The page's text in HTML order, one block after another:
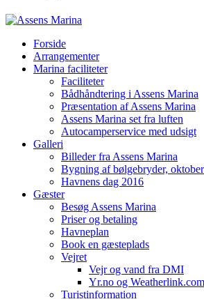
Forside
Arrangementer
Marina faciliteter
Faciliteter
Bådhåndtering i Assens Marina
Præsentation af Assens Marina
Assens Marina set fra luften
Autocamperservice med udsigt
Galleri
Billeder fra Assens Marina
Bygning af bølgebryder,
Havnens dag 2016
Gæster
Besøg Assens Marina
Priser og betaling
Havneplan
Book en gæsteplads
Vejret
Vejr og vand fra DMI
Yr.no og Weatherlink.com
Turistinformation